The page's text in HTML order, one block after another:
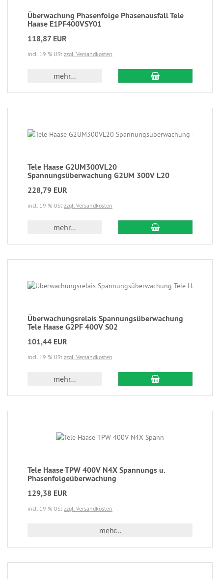
Überwachung Phasenfolge Phasenausfall Tele
Haase E1PF400VSY01
118,87 EUR
incl. 19 % USt zzgl. Versandkosten
mehr...
Tele Haase G2UM300VL20
Spannungsüberwachung G2UM 300V L20
228,79 EUR
incl. 19 % USt zzgl. Versandkosten
mehr...
Überwachungsrelais Spannungsüberwachung
Tele Haase G2PF 400V S02
101,44 EUR
incl. 19 % USt zzgl. Versandkosten
mehr...
Tele Haase TPW 400V N4X Spannungs u.
Phasenfolgeüberwachung
129,38 EUR
incl. 19 % USt zzgl. Versandkosten
mehr...